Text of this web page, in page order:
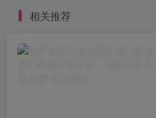
相关推荐